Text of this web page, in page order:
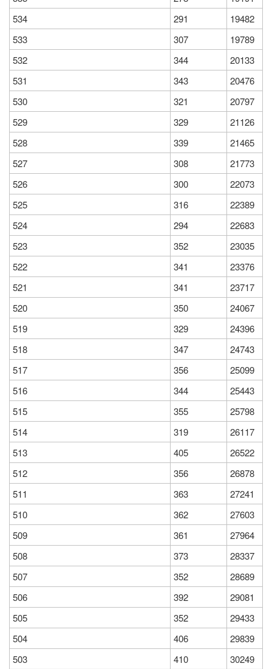
534
291
19482
533
307
19789
532
344
20133
531
343
20476
530
321
20797
529
329
21126
528
339
21465
527
308
21773
526
300
22073
525
316
22389
524
294
22683
523
352
23035
522
341
23376
521
341
23717
520
350
24067
519
329
24396
518
347
24743
517
356
25099
516
344
25443
515
355
25798
514
319
26117
513
405
26522
512
356
26878
511
363
27241
510
362
27603
509
361
27964
508
373
28337
507
352
28689
506
392
29081
505
352
29433
504
406
29839
503
410
30249